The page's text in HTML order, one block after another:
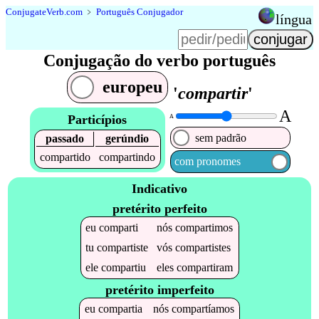
ConjugateVerb.com ﹥ Português Conjugador língua
Conjugação do verbo português
europeu
'compartir'
Particípios
passado
gerúndio
compartido
compartindo
A A
sem padrão
com pronomes
Indicativo
pretérito perfeito
eucomparti nóscompartimos
tucompartiste vóscompartistes
elecompartiu elescompartiram
pretérito imperfeito
eu compartia nós compartíamos